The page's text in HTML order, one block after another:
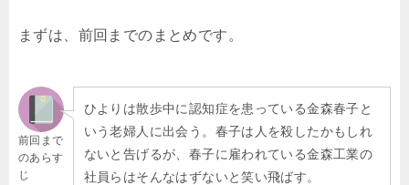
まずは、前回までのまとめです。
前回まで
のあらす
じ
ひよりは散歩中に認知症を患っている金森春子と
いう老婦人に出会う。春子は人を殺したかもしれ
ないと告げるが、春子に雇われている金森工業の
社員らはそんなはずないと笑い飛ばす。